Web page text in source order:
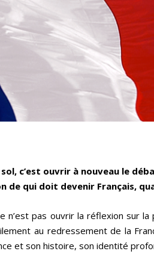
c’est ouvrir à nouveau le
de qui doit devenir Français,
n’est pas ouvrir la réflexion sur
au redressement de la
et son histoire, son identité